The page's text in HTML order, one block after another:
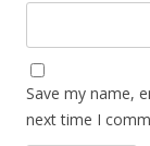
Save my name,
next time I